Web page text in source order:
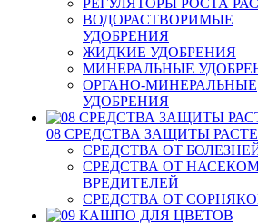
РЕГУЛЯТОРЫ РОСТА
ВОДОРАСТВОРИМЫЕ
УДОБРЕНИЯ
ЖИДКИЕ УДОБРЕНИЯ
МИНЕРАЛЬНЫЕ
ОРГАНО-МИНЕРАЛЬНЫЕ
УДОБРЕНИЯ
08 СРЕДСТВА ЗАЩИТЫ
СРЕДСТВА ОТ
СРЕДСТВА ОТ
ВРЕДИТЕЛЕЙ
СРЕДСТВА ОТ